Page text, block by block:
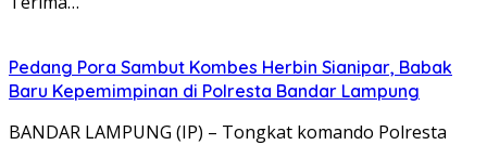
Pedang Pora Sambut Kombes Herbin Sianipar, Babak
Baru Kepemimpinan di Polresta Bandar Lampung
BANDAR LAMPUNG (IP) – Tongkat komando Polresta